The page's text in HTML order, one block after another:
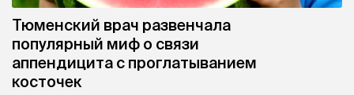
Тюменский врач развенчала
популярный миф о связи
аппендицита с проглатыванием
косточек